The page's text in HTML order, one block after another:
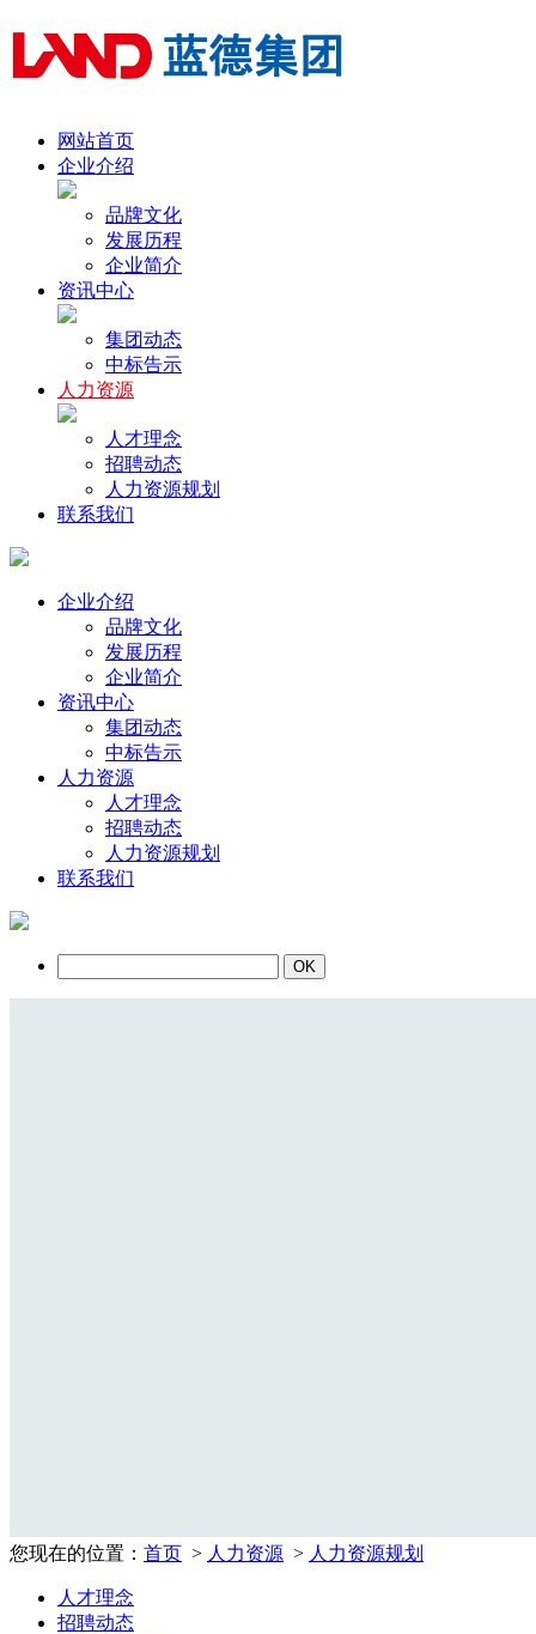
网站首页
企业介绍
品牌文化
发展历程
企业简介
资讯中心
集团动态
中标告示
人力资源
人才理念
招聘动态
人力资源规划
联系我们
企业介绍
品牌文化
发展历程
企业简介
资讯中心
集团动态
中标告示
人力资源
人才理念
招聘动态
人力资源规划
联系我们
您现在的位置： 首页 > 人力资源 > 人力资源规划
人才理念
招聘动态